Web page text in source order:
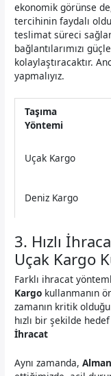
ekonomik görünse
tercihinin faydalı
teslimat süreci
bağlantılarımızı
kolaylaştıracaktır.
yapmalıyız.
Taşıma
Yöntemi
Uçak Kargo
Deniz Kargo
3. Hızlı
Uçak Kargo
Farklı ihracat
Kargo kullanmanın
zamanın kritik
hızlı bir şekilde
İhracat
Aynı zamanda,